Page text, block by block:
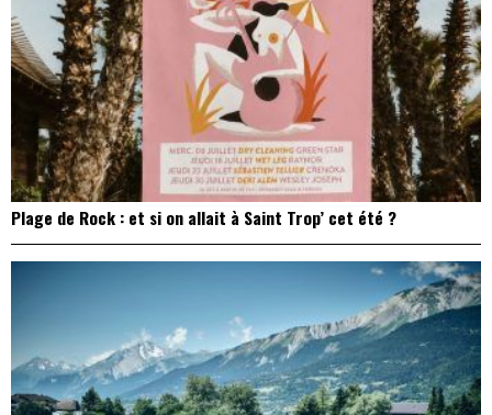
Plage de Rock : et si on allait à Saint Trop’ cet été ?